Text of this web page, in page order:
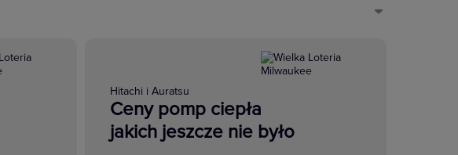
Hitachi i Auratsu
Ceny pomp ciepła
jakich jeszcze nie było